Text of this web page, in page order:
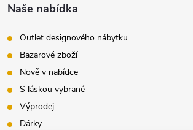
Naše nabídka
Outlet designového nábytku
Bazarové zboží
Nově v nabídce
S láskou vybrané
Výprodej
Dárky